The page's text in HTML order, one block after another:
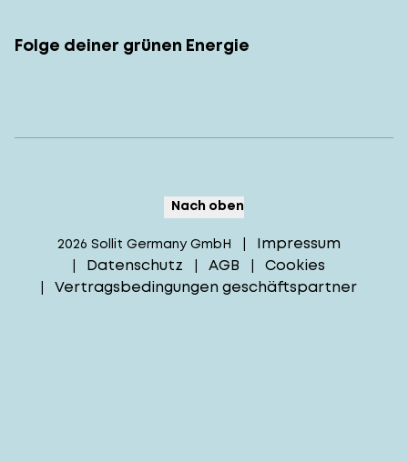
Folge deiner grünen Energie
Nach oben
2026 Sollit Germany GmbH Impressum
Datenschutz AGB Cookies
Vertragsbedingungen geschäftspartner